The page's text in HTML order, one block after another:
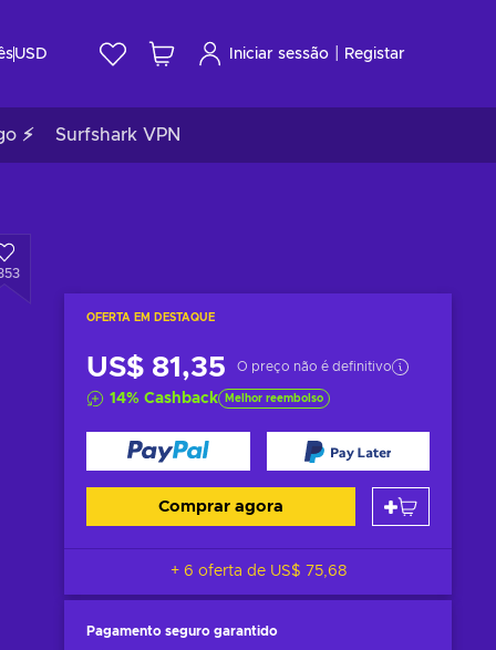
USD Iniciar sessão Registar
⚡ Surfshark VPN
OFERTA EM DESTAQUE
US$ 81,35 O preço não é definitivo
14% Cashback Melhor reembolso
Comprar agora
+ 6 oferta de US$ 75,68
Pagamento seguro garantido